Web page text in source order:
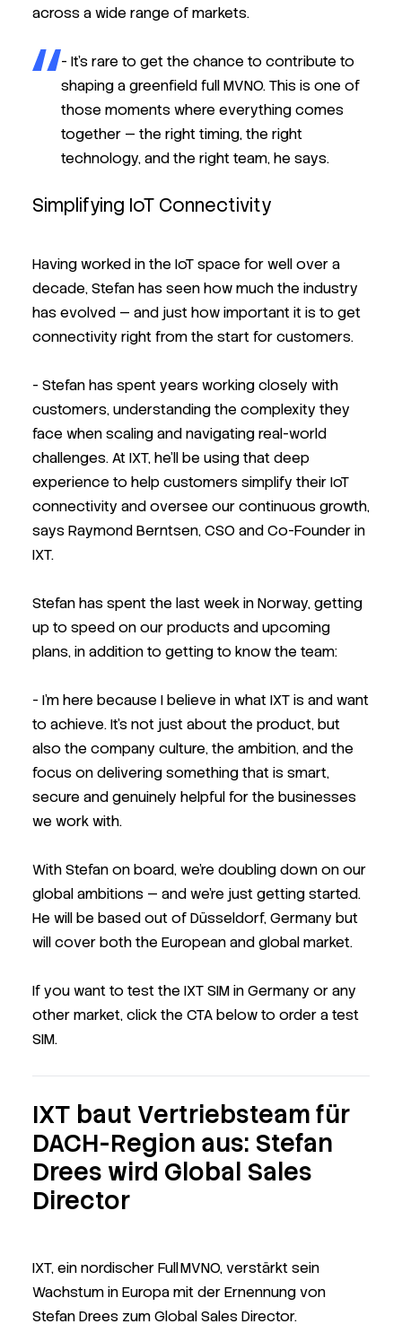
across a wide range of markets.
- It’s rare to get the chance to contribute to
shaping a greenfield full MVNO. This is one of
those moments where everything comes
together — the right timing, the right
technology, and the right team, he says.
Simplifying IoT Connectivity
Having worked in the IoT space for well over a
decade, Stefan has seen how much the industry
has evolved — and just how important it is to get
connectivity right from the start for customers.
- Stefan has spent years working closely with
customers, understanding the complexity they
face when scaling and navigating real-world
challenges. At IXT, he’ll be using that deep
experience to help customers simplify their IoT
connectivity and oversee our continuous growth,
says Raymond Berntsen, CSO and Co-Founder in
IXT.
Stefan has spent the last week in Norway, getting
up to speed on our products and upcoming
plans, in addition to getting to know the team:
- I’m here because I believe in what IXT is and want
to achieve. It’s not just about the product, but
also the company culture, the ambition, and the
focus on delivering something that is smart,
secure and genuinely helpful for the businesses
we work with.
With Stefan on board, we’re doubling down on our
global ambitions — and we’re just getting started.
He will be based out of Düsseldorf, Germany but
will cover both the European and global market.
If you want to test the IXT SIM in Germany or any
other market, click the CTA below to order a test
SIM.
IXT baut Vertriebsteam für
DACH-Region aus: Stefan
Drees wird Global Sales
Director
IXT, ein nordischer Full MVNO, verstärkt sein
Wachstum in Europa mit der Ernennung von
Stefan Drees zum Global Sales Director.